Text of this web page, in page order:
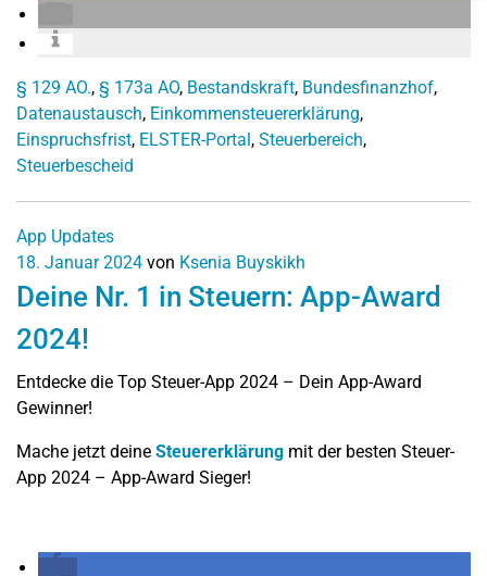
§ 129 AO., § 173a AO, Bestandskraft, Bundesfinanzhof,
Datenaustausch, Einkommensteuererklärung,
Einspruchsfrist, ELSTER-Portal, Steuerbereich,
Steuerbescheid
App Updates
18. Januar 2024 von Ksenia Buyskikh
Deine Nr. 1 in Steuern: App-Award
2024!
Entdecke die Top Steuer-App 2024 – Dein App-Award
Gewinner!
Mache jetzt deine Steuererklärung mit der besten Steuer-
App 2024 – App-Award Sieger!